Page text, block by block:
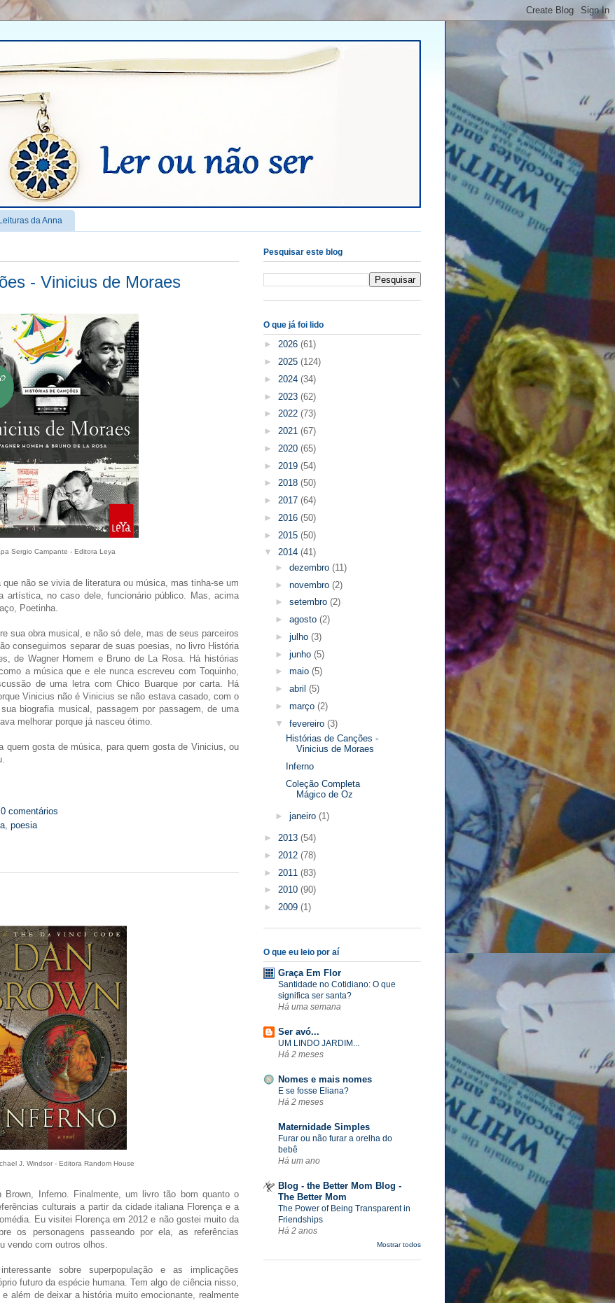
da Anna
- Vinicius de Moraes
Sergio Campante - Editora Leya
não se vivia de literatura ou música, mas tinha-se um
artística, no caso dele, funcionário público. Mas, acima
Poetinha.
sua obra musical, e não só dele, mas de seus parceiros
conseguimos separar de suas poesias, no livro História
de Wagner Homem e Bruno de La Rosa. Há histórias
a música que e ele nunca escreveu com Toquinho,
de uma letra com Chico Buarque por carta. Há
Vinicius não é Vinicius se não estava casado, com o
biografia musical, passagem por passagem, de uma
melhorar porque já nasceu ótimo.
quem gosta de música, para quem gosta de Vinicius, ou
0 comentários
, poesia
J. Windsor - Editora Random House
Inferno. Finalmente, um livro tão bom quanto o
culturais a partir da cidade italiana Florença e a
Eu visitei Florença em 2012 e não gostei muito da
os personagens passeando por ela, as referências
vendo com outros olhos.
sobre superpopulação e as implicações
futuro da espécie humana. Tem algo de ciência nisso,
além de deixar a história muito emocionante, realmente
Pesquisar este blog
O que já foi lido
► 2026 (61)
► 2025 (124)
► 2024 (34)
► 2023 (62)
► 2022 (73)
► 2021 (67)
► 2020 (65)
► 2019 (54)
► 2018 (50)
► 2017 (64)
► 2016 (50)
► 2015 (50)
▼ 2014 (41)
► dezembro (11)
► novembro (2)
► setembro (2)
► agosto (2)
► julho (3)
► junho (5)
► maio (5)
► abril (5)
► março (2)
▼ fevereiro (3)
Histórias de Canções -
Vinicius de Moraes
Inferno
Coleção Completa
Mágico de Oz
► janeiro (1)
► 2013 (54)
► 2012 (78)
► 2011 (83)
► 2010 (90)
► 2009 (1)
O que eu leio por aí
Graça Em Flor
Santidade no Cotidiano: O que
significa ser santa?
Há uma semana
Ser avó...
UM LINDO JARDIM...
Há 2 meses
Nomes e mais nomes
E se fosse Eliana?
Há 2 meses
Maternidade Simples
Furar ou não furar a orelha do
bebê
Há um ano
Blog - the Better Mom Blog -
The Better Mom
The Power of Being Transparent in
Friendships
Há 2 anos
Mostrar todos